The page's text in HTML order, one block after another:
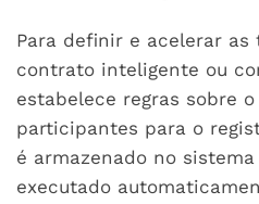
Para definir e acelerar as
contrato inteligente ou
estabelece regras sobre
participantes para o
é armazenado no
executado